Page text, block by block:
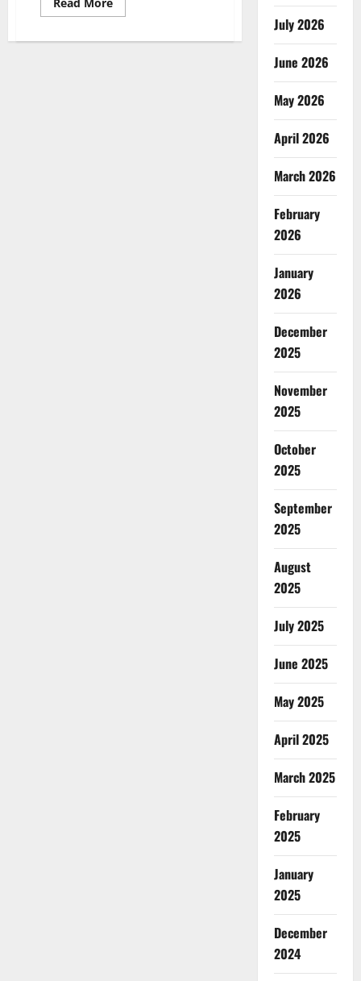
more
हजार
July 2026
June 2026
May 2026
April 2026
March 2026
February
2026
January
2026
December
2025
November
2025
October
2025
September
2025
August
2025
July 2025
June 2025
May 2025
April 2025
March 2025
February
2025
January
2025
December
2024